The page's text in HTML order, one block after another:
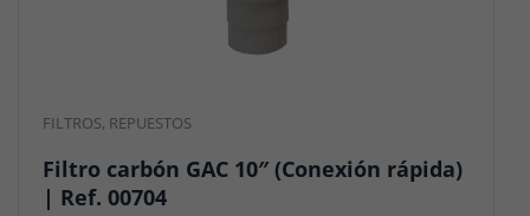
FILTROS, REPUESTOS
Filtro carbón GAC 10″ (Conexión rápida)
| Ref. 00704